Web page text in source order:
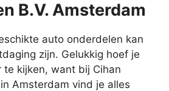
B.V. Amsterdam
auto onderdelen kan
zijn. Gelukkig hoef je
te kijken, want bij Cihan
Amsterdam vind je alles